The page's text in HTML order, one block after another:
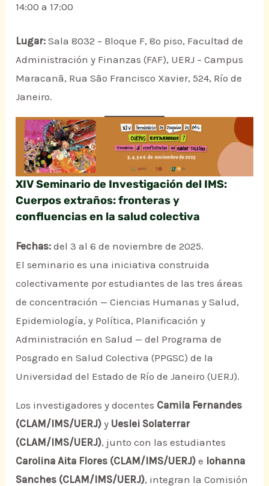
14:00 a 17:00
Lugar: Sala 8032 – Bloque F, 8º piso, Facultad de
Administración y Finanzas (FAF), UERJ – Campus
Maracanã, Rua São Francisco Xavier, 524, Río de
Janeiro.
XIV Seminario de Investigación del IMS:
Cuerpos extraños: fronteras y
confluencias en la salud colectiva
Fechas: del 3 al 6 de noviembre de 2025.
El seminario es una iniciativa construida
colectivamente por estudiantes de las tres áreas
de concentración — Ciencias Humanas y Salud,
Epidemiología, y Política, Planificación y
Administración en Salud — del Programa de
Posgrado en Salud Colectiva (PPGSC) de la
Universidad del Estado de Río de Janeiro (UERJ).
Los investigadores y docentes Camila Fernandes
(CLAM/IMS/UERJ) y Ueslei Solaterrar
(CLAM/IMS/UERJ), junto con las estudiantes
Carolina Aita Flores (CLAM/IMS/UERJ) e Iohanna
Sanches (CLAM/IMS/UERJ), integran la Comisión